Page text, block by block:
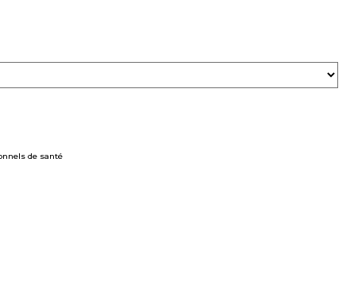
de santé